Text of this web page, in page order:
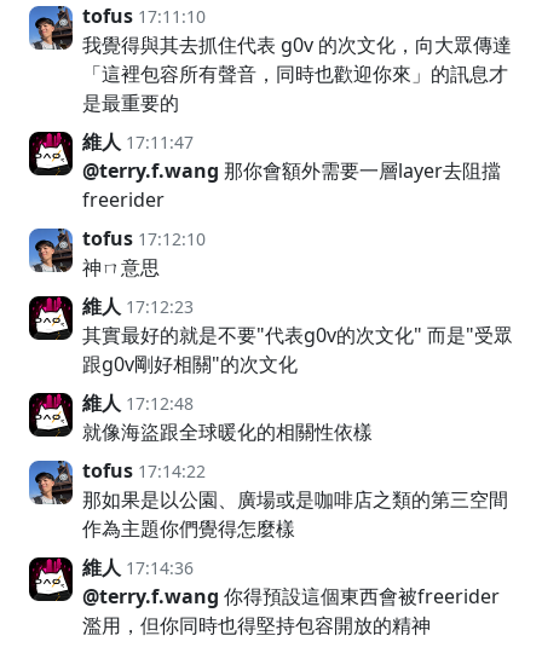
tofus 17:11:10
我覺得與其去抓住代表 g0v 的次文化，向大眾傳達
「這裡包容所有聲音，同時也歡迎你來」的訊息才
是最重要的
維人 17:11:47
@terry.f.wang 那你會額外需要一層layer去阻擋
freerider
tofus 17:12:10
神ㄇ意思
維人 17:12:23
其實最好的就是不要"代表g0v的次文化" 而是"受眾
跟g0v剛好相關"的次文化
維人 17:12:48
就像海盜跟全球暖化的相關性依樣
tofus 17:14:22
那如果是以公園、廣場或是咖啡店之類的第三空間
作為主題你們覺得怎麼樣
維人 17:14:36
@terry.f.wang 你得預設這個東西會被freerider
濫用，但你同時也得堅持包容開放的精神